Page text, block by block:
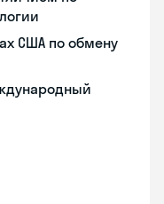
США по обмену